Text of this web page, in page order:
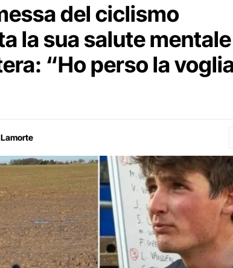
del ciclismo
la sua salute
“Ho perso la